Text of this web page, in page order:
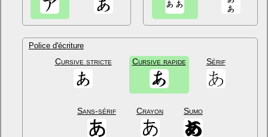
Police d'écriture
Cursive stricte Cursive rapide Sérif
Sans-sérif Crayon Sumo